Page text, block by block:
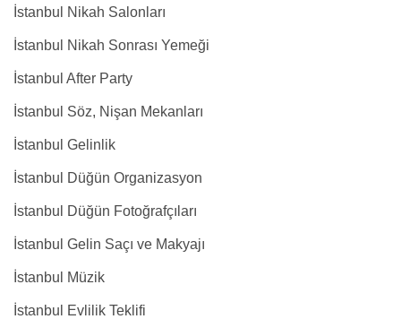
İstanbul Nikah Salonları
İstanbul Nikah Sonrası Yemeği
İstanbul After Party
İstanbul Söz, Nişan Mekanları
İstanbul Gelinlik
İstanbul Düğün Organizasyon
İstanbul Düğün Fotoğrafçıları
İstanbul Gelin Saçı ve Makyajı
İstanbul Müzik
İstanbul Evlilik Teklifi